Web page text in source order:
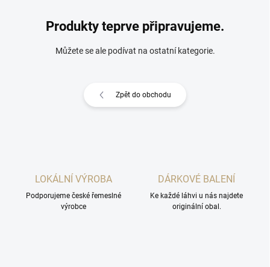
Produkty teprve připravujeme.
Můžete se ale podívat na ostatní kategorie.
Zpět do obchodu
LOKÁLNÍ VÝROBA
Podporujeme české řemeslné
výrobce
DÁRKOVÉ BALENÍ
Ke každé láhvi u nás najdete
originální obal.